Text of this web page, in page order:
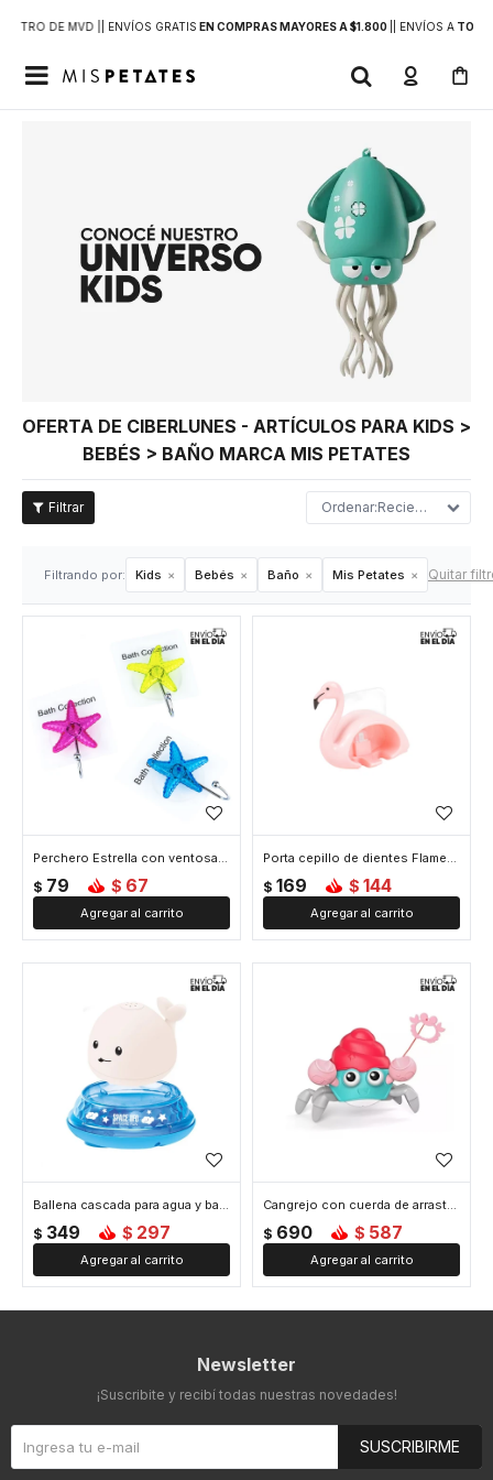
DE MVD | | ENVÍOS GRATIS EN COMPRAS MAYORES A $1.800 | ENVÍOS ATODO

OFERTA DE CIBERLUNES - ARTÍCULOS PARA KIDS >
BEBÉS > BAÑO MARCA MIS PETATES
Recientes
Filtrando por: Kids Bebés Baño Mis Petates Quitar
Perchero Estrella con ventosa - Verde
$ 79 $ 67
Porta cepillo de dientes Flamenco
$ 169 $ 144
Ballena cascada para agua y base con movimiento
$ 349 $ 297
Cangrejo con cuerda de arrastre apto agua - Rosado
$ 690 $ 587
Newsletter
¡Suscribite y recibí todas nuestras novedades!
SUSCRIBIRME